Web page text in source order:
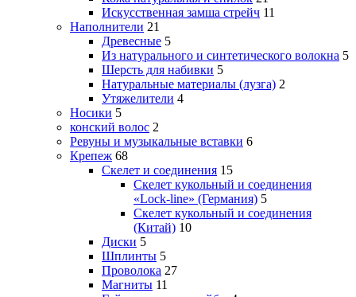
Искусственная замша стрейч 11
Наполнители 21
Древесные 5
Из натурального и синтетического волокна 5
Шерсть для набивки 5
Натуральные материалы (лузга) 2
Утяжелители 4
Носики 5
конский волос 2
Ревуны и музыкальные вставки 6
Крепеж 68
Скелет и соединения 15
Скелет кукольный и соединения
«Lock-line» (Германия) 5
Скелет кукольный и соединения
(Китай) 10
Диски 5
Шплинты 5
Проволока 27
Магниты 11